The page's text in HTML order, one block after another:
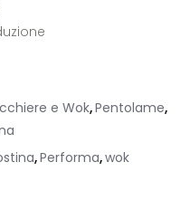
e Wok,Pentolame,
,Performa,wok